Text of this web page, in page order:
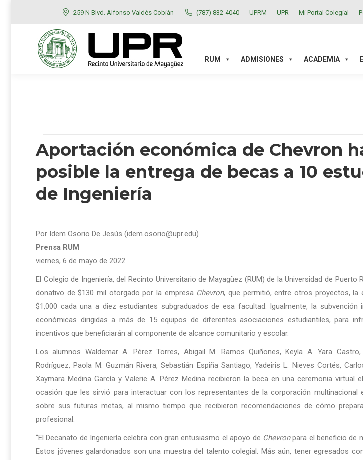
259 N Blvd. Alfonso Valdés Cobián (787) 832-4040 UPRM UPR Mi Portal Colegial
RUM ADMISIONES ACADEMIA
Aportación económica de Chevron
posible la entrega de becas a 10
de Ingeniería
Por Idem Osorio De Jesús (idem.osorio@upr.edu)
Prensa RUM
viernes, 6 de mayo de 2022
El Colegio de Ingeniería, del Recinto Universitario de Mayagüez (RUM) de la Universidad de Puerto
donativo de $130 mil otorgado por la empresa Chevron, que permitió, entre otros proyectos, la
$1,000 cada una a diez estudiantes subgraduados de esa facultad. Igualmente, la subvención
económicas dirigidas a más de 15 equipos de diferentes asociaciones estudiantiles, para
incentivos que beneficiarán al componente de alcance comunitario y escolar.
Los alumnos Waldemar A. Pérez Torres, Abigail M. Ramos Quiñones, Keyla A. Yara Castro,
Rodríguez, Paola M. Guzmán Rivera, Sebastián Espiña Santiago, Yadeiris L. Nieves Cortés,
Xaymara Medina García y Valerie A. Pérez Medina recibieron la beca en una ceremonia virtual
ocasión que les sirvió para interactuar con los representantes de la corporación multinacional
sobre sus futuras metas, al mismo tiempo que recibieron recomendaciones de cómo
profesional.
“El Decanato de Ingeniería celebra con gran entusiasmo el apoyo de Chevronpara el beneficio de
Estos jóvenes galardonados son una muestra del talento colegial. Más aún, tener egresados
RUM ADMISIONES